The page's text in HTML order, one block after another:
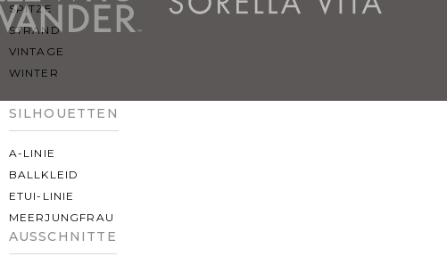
SPITZE
STRAND
VINTAGE
WINTER
SILHOUETTEN
A-LINIE
BALLKLEID
ETUI-LINIE
MEERJUNGFRAU
AUSSCHNITTE